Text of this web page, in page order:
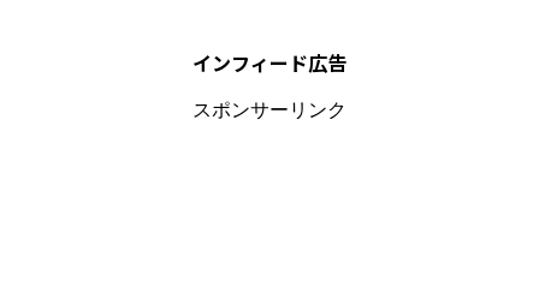
インフィード広告
スポンサーリンク